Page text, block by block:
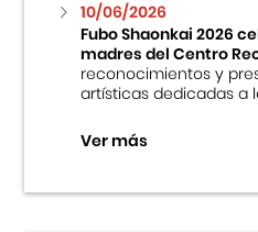
10/06/2026
Fubo Shaonkai 2026
madres del Centro
reconocimientos y
artísticas dedicadas a
Ver más